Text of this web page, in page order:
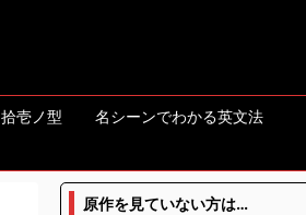
拾壱ノ型
名シーンでわかる英文法
原作を見ていない方は…